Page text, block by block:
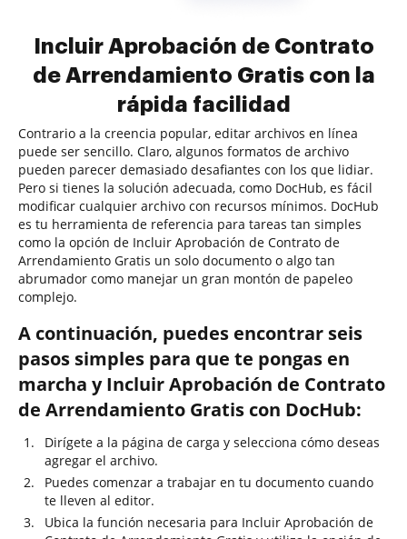
Incluir Aprobación de Contrato
de Arrendamiento Gratis con la
rápida facilidad
Contrario a la creencia popular, editar archivos en línea
puede ser sencillo. Claro, algunos formatos de archivo
pueden parecer demasiado desafiantes con los que lidiar.
Pero si tienes la solución adecuada, como DocHub, es fácil
modificar cualquier archivo con recursos mínimos. DocHub
es tu herramienta de referencia para tareas tan simples
como la opción de Incluir Aprobación de Contrato de
Arrendamiento Gratis un solo documento o algo tan
abrumador como manejar un gran montón de papeleo
complejo.
A continuación, puedes encontrar seis
pasos simples para que te pongas en
marcha y Incluir Aprobación de Contrato
de Arrendamiento Gratis con DocHub:
Dirígete a la página de carga y selecciona cómo deseas
agregar el archivo.
Puedes comenzar a trabajar en tu documento cuando
te lleven al editor.
Ubica la función necesaria para Incluir Aprobación de